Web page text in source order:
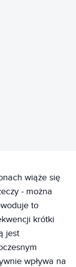
wiąże się
- można
to
krótki
jest
wpływa na